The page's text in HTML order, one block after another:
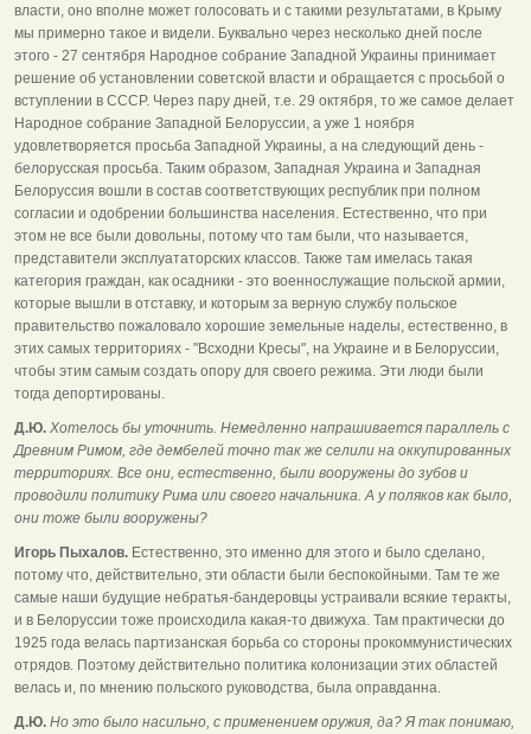
власти, оно вполне может голосовать и с такими результатами, в Крыму
мы примерно такое и видели. Буквально через несколько дней после
этого - 27 сентября Народное собрание Западной Украины принимает
решение об установлении советской власти и обращается с просьбой о
вступлении в СССР. Через пару дней, т.е. 29 октября, то же самое делает
Народное собрание Западной Белоруссии, а уже 1 ноября
удовлетворяется просьба Западной Украины, а на следующий день -
белорусская просьба. Таким образом, Западная Украина и Западная
Белоруссия вошли в состав соответствующих республик при полном
согласии и одобрении большинства населения. Естественно, что при
этом не все были довольны, потому что там были, что называется,
представители эксплуататорских классов. Также там имелась такая
категория граждан, как осадники - это военнослужащие польской армии,
которые вышли в отставку, и которым за верную службу польское
правительство пожаловало хорошие земельные наделы, естественно, в
этих самых территориях - "Всходни Кресы", на Украине и в Белоруссии,
чтобы этим самым создать опору для своего режима. Эти люди были
тогда депортированы.
Д.Ю. Хотелось бы уточнить. Немедленно напрашивается параллель с
Древним Римом, где дембелей точно так же селили на оккупированных
территориях. Все они, естественно, были вооружены до зубов и
проводили политику Рима или своего начальника. А у поляков как было,
они тоже были вооружены?
Игорь Пыхалов. Естественно, это именно для этого и было сделано,
потому что, действительно, эти области были беспокойными. Там те же
самые наши будущие небратья-бандеровцы устраивали всякие теракты,
и в Белоруссии тоже происходила какая-то движуха. Там практически до
1925 года велась партизанская борьба со стороны прокоммунистических
отрядов. Поэтому действительно политика колонизации этих областей
велась и, по мнению польского руководства, была оправданна.
Д.Ю. Но это было насильно, с применением оружия, да? Я так понимаю,